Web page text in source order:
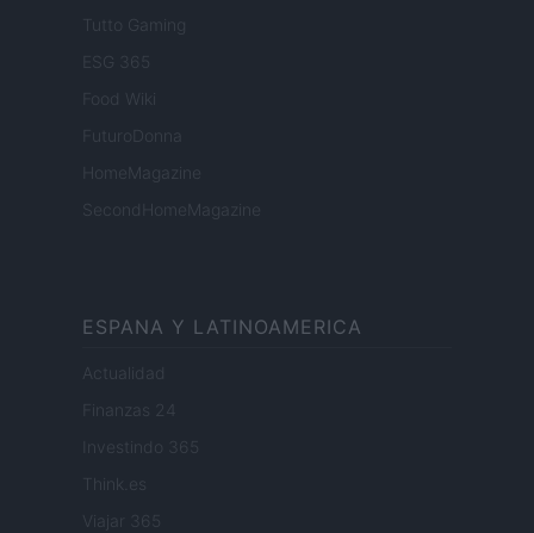
Tutto Gaming
ESG 365
Food Wiki
FuturoDonna
HomeMagazine
SecondHomeMagazine
ESPANA Y LATINOAMERICA
Actualidad
Finanzas 24
Investindo 365
Think.es
Viajar 365